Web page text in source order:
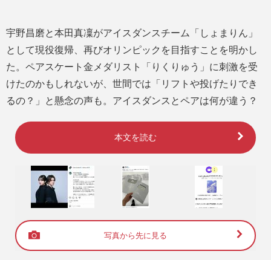
宇野昌磨と本田真凜がアイスダンスチーム「しょまりん」
として現役復帰、再びオリンピックを目指すことを明かし
た。ペアスケート金メダリスト「りくりゅう」に刺激を受
けたのかもしれないが、世間では「リフトや投げたりでき
るの？」と懸念の声も。アイスダンスとペアは何が違う？
本文を読む
写真から先に見る